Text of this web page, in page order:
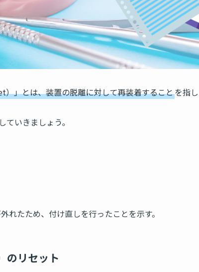
）」とは、装置の脱離に対して再装着することを指
いきましょう。
たため、付け直しを行ったことを示す。
のリセット